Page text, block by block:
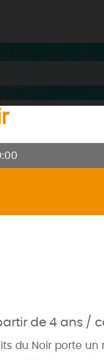
de 4 ans /
du Noir porte